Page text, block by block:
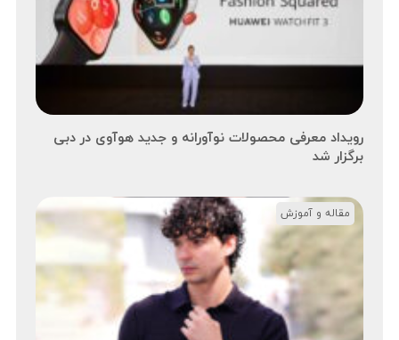
رویداد معرفی محصولات نوآورانه و جدید هوآوی در دبی
برگزار شد
مقاله و آموزش